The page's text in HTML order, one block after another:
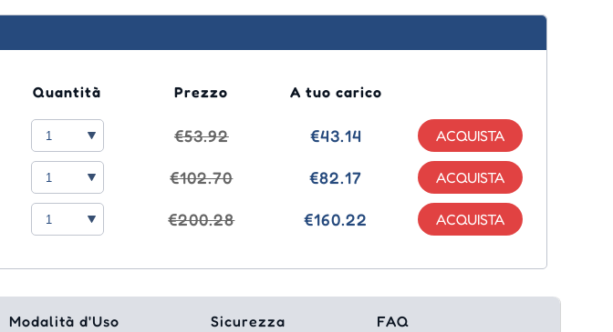
Quantità Prezzo A tuo carico
€53.92 €43.14
€102.70 €82.17
€200.28 €160.22
Modalità d'Uso Sicurezza FAQ